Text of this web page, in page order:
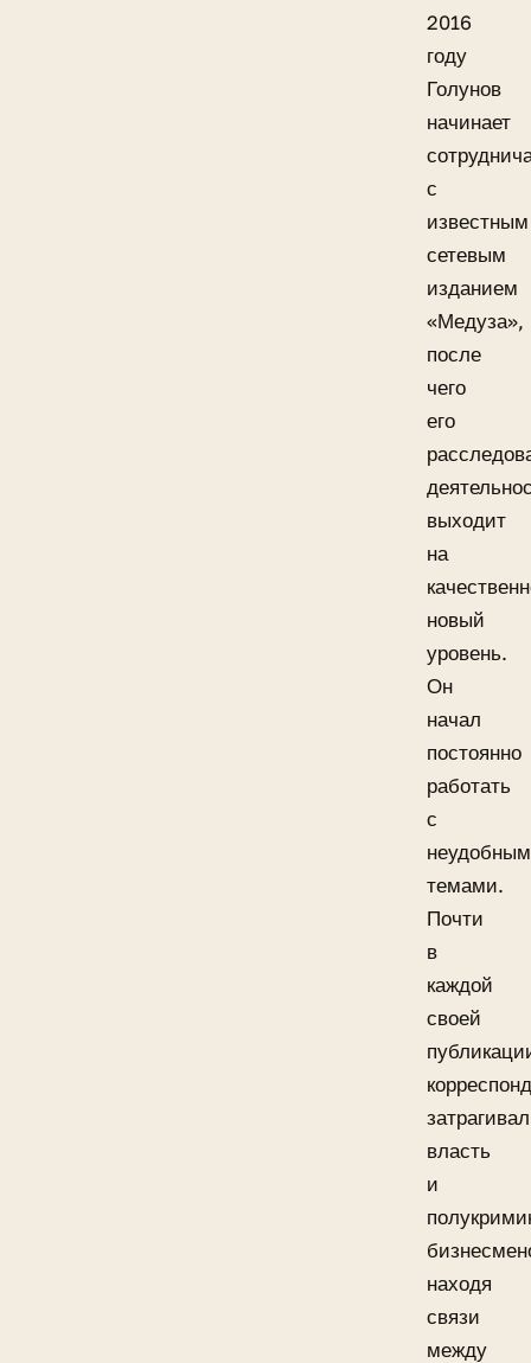
2016
году
Голунов
начинает
с
известным
сетевым
изданием
«Медуза»,
после
чего
его
выходит
на
новый
уровень.
Он
начал
постоянно
работать
с
темами.
Почти
в
каждой
своей
затрагивал
власть
и
находя
связи
между